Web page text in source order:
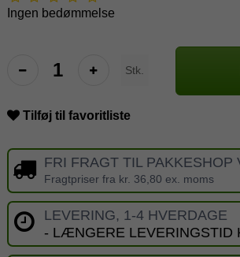
Ingen bedømmelse
Stk.
Tilføj til favoritliste
FRI FRAGT TIL
Fragtpriser fra kr. 36,80 ex. moms
LEVERING, 1-4 HVERDAGE
- LÆNGERE LEVERINGSTID